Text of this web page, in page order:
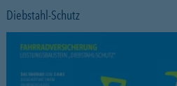
Diebstahl-Schutz